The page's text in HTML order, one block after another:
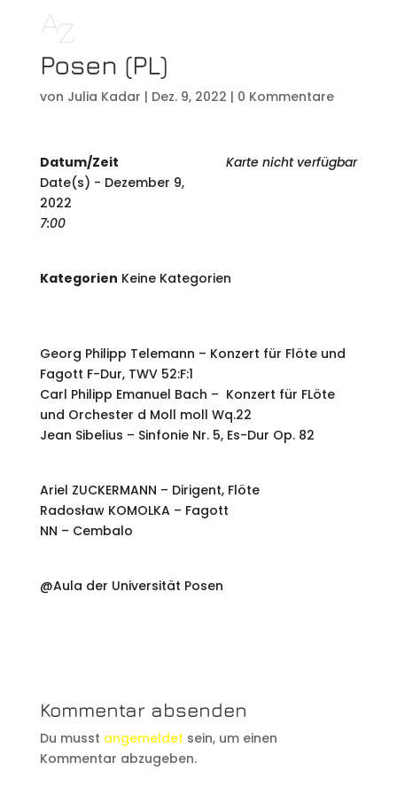
Posen (PL)
von Julia Kadar | Dez. 9, 2022 | 0 Kommentare
Karte nicht verfügbar
Datum/Zeit
Date(s) - Dezember 9,
2022
7:00
Kategorien Keine Kategorien
Georg Philipp Telemann – Konzert für Flöte und
Fagott F-Dur, TWV 52:F:1
Carl Philipp Emanuel Bach – Konzert für FLöte
und Orchester d Moll moll Wq.22
Jean Sibelius – Sinfonie Nr. 5, Es-Dur Op. 82
Ariel ZUCKERMANN – Dirigent, Flöte
Radosław KOMOLKA – Fagott
NN – Cembalo
@Aula der Universität Posen
Kommentar absenden
Du musst angemeldet sein, um einen
Kommentar abzugeben.